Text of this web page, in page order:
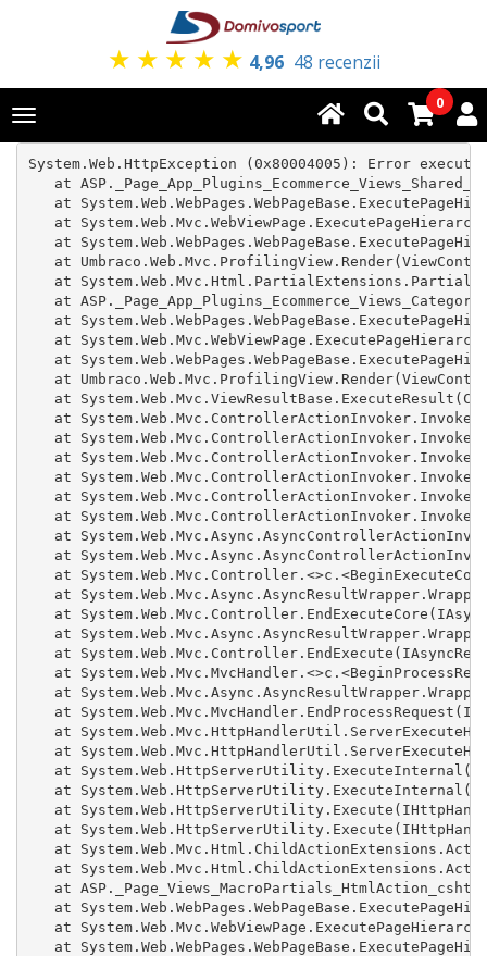
★ ★ ★ ★ ★ 4,96 48 recenzii
Toggle
navigation
0
System.Web.HttpException (0x80004005): Error
at
at
at
at
at
at
at
at
at
at
at
at
at
at
at
at
at
at
at
at
at
at
at
at
at
at
at
at
at
at
at
at
at
at
at
at
at
at
at
at